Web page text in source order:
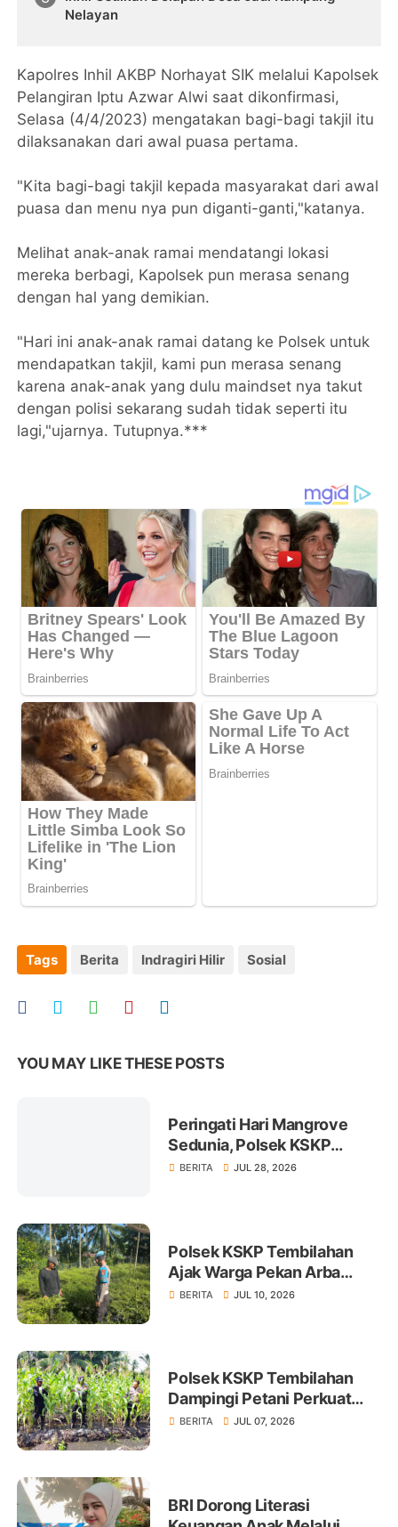
Nelayan
Kapolres Inhil AKBP Norhayat SIK melalui Kapolsek
Pelangiran Iptu Azwar Alwi saat dikonfirmasi,
Selasa (4/4/2023) mengatakan bagi-bagi takjil itu
dilaksanakan dari awal puasa pertama.
"Kita bagi-bagi takjil kepada masyarakat dari awal
puasa dan menu nya pun diganti-ganti,"katanya.
Melihat anak-anak ramai mendatangi lokasi
mereka berbagi, Kapolsek pun merasa senang
dengan hal yang demikian.
"Hari ini anak-anak ramai datang ke Polsek untuk
mendapatkan takjil, kami pun merasa senang
karena anak-anak yang dulu maindset nya takut
dengan polisi sekarang sudah tidak seperti itu
lagi,"ujarnya. Tutupnya.***
Tags Berita Indragiri Hilir Sosial
YOU MAY LIKE THESE POSTS
Peringati Hari Mangrove
Sedunia, Polsek KSKP
Tembilahan Tanam 100 Bibit
BERITA JUL 28, 2026
Polsek KSKP Tembilahan
Ajak Warga Pekan Arba
Tanam Cabai Dukung
BERITA JUL 10, 2026
Polsek KSKP Tembilahan
Dampingi Petani Perkuat
Swasembada Pangan
BERITA JUL 07, 2026
BRI Dorong Literasi